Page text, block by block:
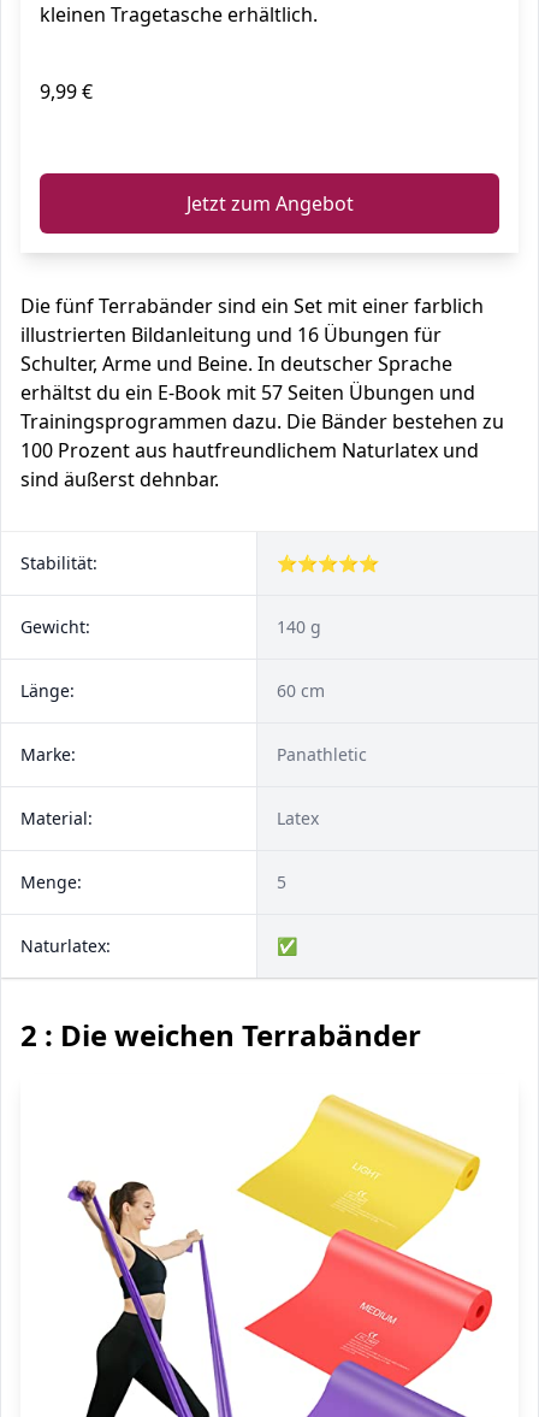
kleinen Tragetasche erhältlich.
9,99 €
Jetzt zum Angebot
Die fünf Terrabänder sind ein Set mit einer farblich
illustrierten Bildanleitung und 16 Übungen für
Schulter, Arme und Beine. In deutscher Sprache
erhältst du ein E-Book mit 57 Seiten Übungen und
Trainingsprogrammen dazu. Die Bänder bestehen zu
100 Prozent aus hautfreundlichem Naturlatex und
sind äußerst dehnbar.
Stabilität: ⭐⭐⭐⭐⭐
Gewicht: 140 g
Länge: 60 cm
Marke: ‎Panathletic
Material: Latex
Menge: 5
Naturlatex: ✅
2 : Die weichen Terrabänder